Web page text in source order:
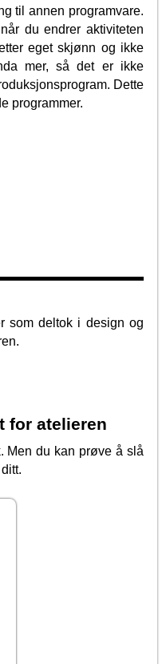
til annen programvare.
du endrer aktiviteten
eget skjønn og ikke
mer, så det er ikke
Dette
programmer.
som deltok i design og
for atelieren
Men du kan prøve å slå